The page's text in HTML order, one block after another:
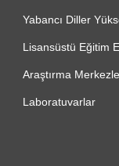
Yabancı Diller
Lisansüstü Eğitim
Araştırma
Laboratuvarlar